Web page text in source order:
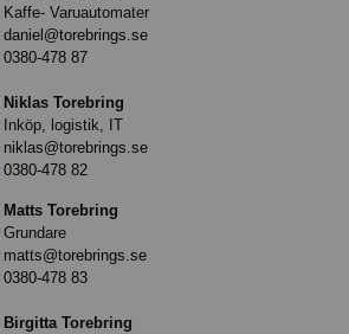
Kaffe- Varuautomater
daniel@torebrings.se
0380-478 87
Niklas Torebring
Inköp, logistik, IT
niklas@torebrings.se
0380-478 82
Matts Torebring
Grundare
matts@torebrings.se
0380-478 83
Birgitta Torebring